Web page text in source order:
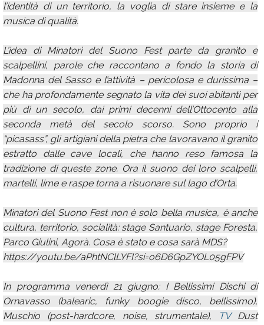
l’identità di un territorio, la voglia di stare insieme e la
musica di qualità.
L’idea di Minatori del Suono Fest parte da granito e
scalpellini, parole che raccontano a fondo la storia di
Madonna del Sasso e l’attività – pericolosa e durissima –
che ha profondamente segnato la vita dei suoi abitanti per
più di un secolo, dai primi decenni dell’Ottocento alla
seconda metà del secolo scorso. Sono proprio i
“picasass”, gli artigiani della pietra che lavoravano il granito
estratto dalle cave locali, che hanno reso famosa la
tradizione di queste zone. Ora il suono dei loro scalpelli,
martelli, lime e raspe torna a risuonare sul lago d’Orta.
Minatori del Suono Fest non è solo bella musica, è anche
cultura, territorio, socialità: stage Santuario, stage Foresta,
Parco Giulini, Agorà. Cosa è stato e cosa sarà MDS?
https://youtu.be/aPhtNClLYFI?si=o6D6GpZYOL05gFPV
In programma venerdì 21 giugno: I Bellissimi Dischi di
Ornavasso (balearic, funky boogie disco, bellissimo),
Muschio (post-hardcore, noise, strumentale),
TVDust